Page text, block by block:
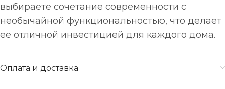
выбираете сочетание современности с
необычайной функциональностью, что делает
ее отличной инвестицией для каждого дома.
Оплата и доставка